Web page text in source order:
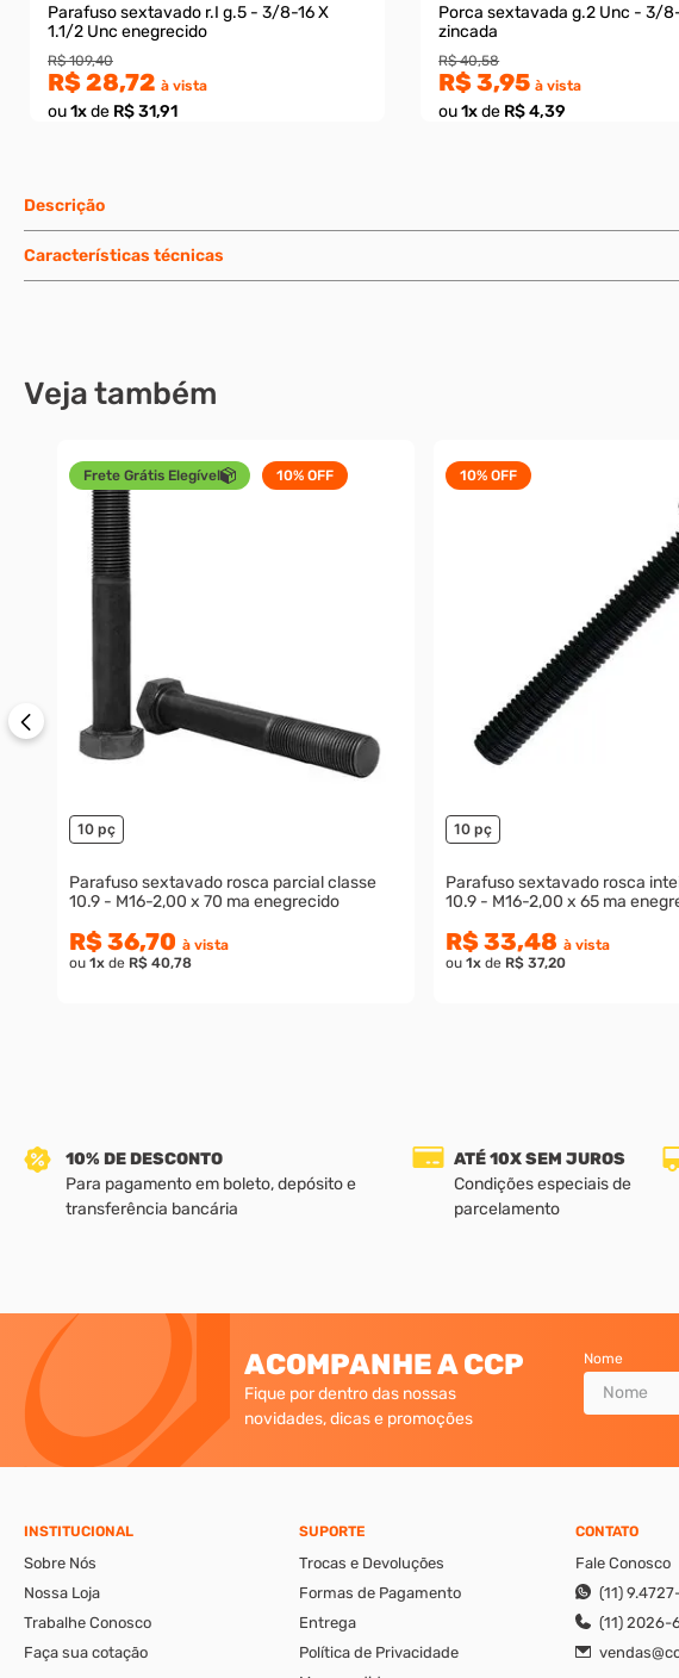
Parafuso sextavado r.I g.5 - 3/8-16 X
1.1/2 Unc enegrecido
R$ 109,40
R$ 28,72 à vista
ou1xde R$ 31,91
Porca sextavada g.2 Unc - 3/
zincada
R$ 40,58
R$ 3,95 à vista
ou1xde R$ 4,39
Descrição
Características técnicas
Veja também
Frete Grátis Elegível 10%OFF
10 pç
Parafuso sextavado rosca parcial classe
10.9 - M16-2,00 x 70 ma enegrecido
R$ 36,70 à vista
ou 1xde R$ 40,78
10%OFF
10 pç
Parafuso sextavado rosca
10.9 - M16-2,00 x 65 ma
R$ 33,48 à vista
ou 1xde R$ 37,20
10% DE DESCONTO
Para pagamento em boleto, depósito e
transferência bancária
ATÉ 10X SEM JUROS
Condições especiais de
parcelamento
ACOMPANHE A CCP
Fique por dentro das nossas
novidades, dicas e promoções
Nome
INSTITUCIONAL
Sobre Nós
Nossa Loja
Trabalhe Conosco
Faça sua cotação
SUPORTE
Trocas e Devoluções
Formas de Pagamento
Entrega
Política de Privacidade
CONTATO
Fale Conosco
(11)
(11) 2026-